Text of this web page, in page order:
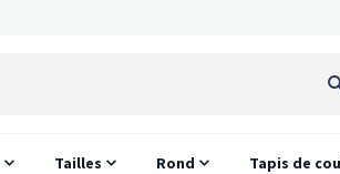
Tailles Rond Tapis de